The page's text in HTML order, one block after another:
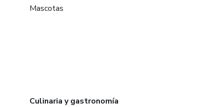
Mascotas
Culinaria y gastronomía